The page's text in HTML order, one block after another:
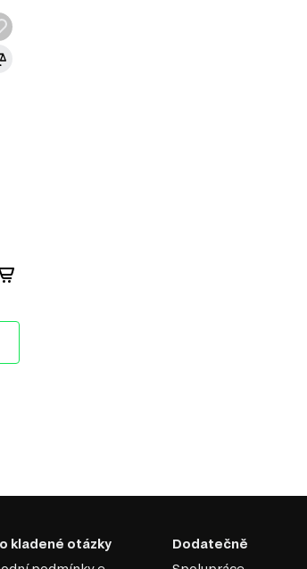
kladené otázky
Dodatečně